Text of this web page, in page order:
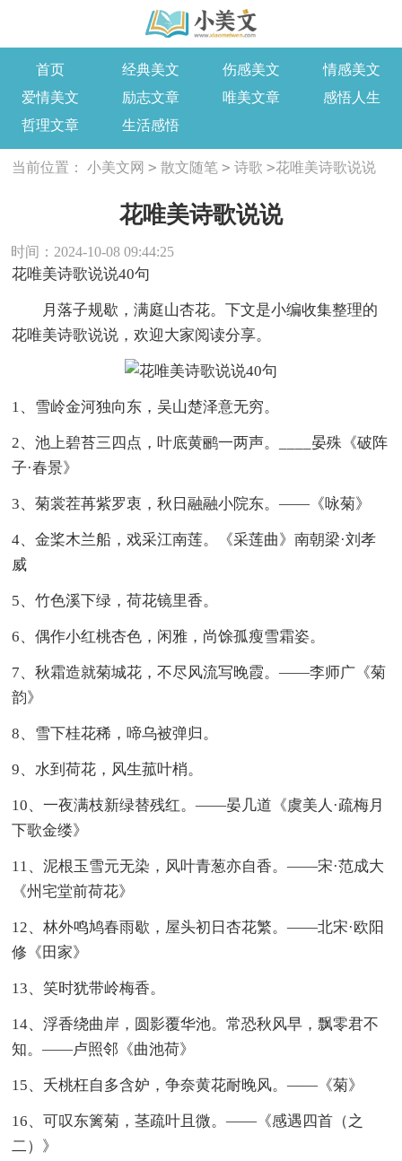
首页 经典美文 伤感美文
情感美文
爱情美文
励志文章 唯美文章
感悟人生
哲理文章
生活感悟
当前位置： 小美文网 > 散文随笔 > 诗歌 >花唯美诗歌说说
花唯美诗歌说说
时间：2024-10-08 09:44:25
花唯美诗歌说说40句
月落子规歇，满庭山杏花。下文是小编收集整理的
花唯美诗歌说说，欢迎大家阅读分享。
1、雪岭金河独向东，吴山楚泽意无穷。
2、池上碧苔三四点，叶底黄鹂一两声。____晏殊《破阵
子·春景》
3、菊裳茬苒紫罗衷，秋日融融小院东。——《咏菊》
4、金桨木兰船，戏采江南莲。《采莲曲》南朝梁·刘孝
威
5、竹色溪下绿，荷花镜里香。
6、偶作小红桃杏色，闲雅，尚馀孤瘦雪霜姿。
7、秋霜造就菊城花，不尽风流写晚霞。——李师广《菊
韵》
8、雪下桂花稀，啼乌被弹归。
9、水到荷花，风生菰叶梢。
10、一夜满枝新绿替残红。——晏几道《虞美人·疏梅月
下歌金缕》
11、泥根玉雪元无染，风叶青葱亦自香。——宋·范成大
《州宅堂前荷花》
12、林外鸣鸠春雨歇，屋头初日杏花繁。——北宋·欧阳
修《田家》
13、笑时犹带岭梅香。
14、浮香绕曲岸，圆影覆华池。常恐秋风早，飘零君不
知。——卢照邻《曲池荷》
15、夭桃枉自多含妒，争奈黄花耐晚风。——《菊》
16、可叹东篱菊，茎疏叶且微。——《感遇四首（之
二）》